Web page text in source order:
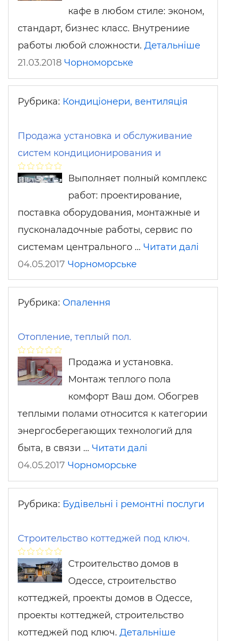
кафе в любом стиле: эконом,
стандарт, бизнес класс. Внутрениие
работы любой сложности. Детальніше
21.03.2018 Чорноморське
Рубрика: Кондиціонери, вентиляція
Продажа установка и обслуживание
систем кондиционирования и
Выполняет полный комплекс
работ: проектирование,
поставка оборудования, монтажные и
пусконаладочные работы, сервис по
системам центрального … Читати далі
04.05.2017 Чорноморське
Рубрика: Опалення
Отопление, теплый пол.
Продажа и установка.
Монтаж теплого пола
комфорт Ваш дом. Обогрев
теплыми полами относится к категории
энергосберегающих технологий для
быта, в связи … Читати далі
04.05.2017 Чорноморське
Рубрика: Будівельні і ремонтні послуги
Строительство коттеджей под ключ.
Строительство домов в
Одессе, строительство
коттеджей, проекты домов в Одессе,
проекты коттеджей, строительство
коттеджей под ключ. Детальніше